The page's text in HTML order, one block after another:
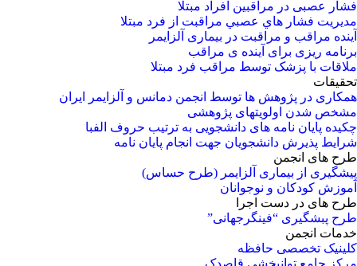
فشار عصبی در مراقبین افراد مبتلا
مدیریت فشار هاي عصبي مراقبت از فرد مبتلا
آینده مراقب و مراقبت در بیماری آلزایمر
برنامه ریزی برای آینده ی مراقب
ملاقات با پزشک توسط مراقب فرد مبتلا
تحقیقات
همکاری در پژوهش ها توسط انجمن دمانس و آلزایمر ایران
مشخص شدن اولویتهای پژوهشی
چکیده پایان نامه های دانشجویی به ترتیب حروف الفبا
شرایط پذیرش دانشجویان جهت انجام پایان نامه
طرح های انجمن
پیشگیری از بیماری آلزایمر (طرح حساس)
آموزش کودکان و نوجوانان
طرح های در دست اجرا
طرح پبشگیری “فینگرجهانی”
خدمات انجمن
کلینیک تخصصی حافظه
مرکز جامع توانبخشی قاصدک